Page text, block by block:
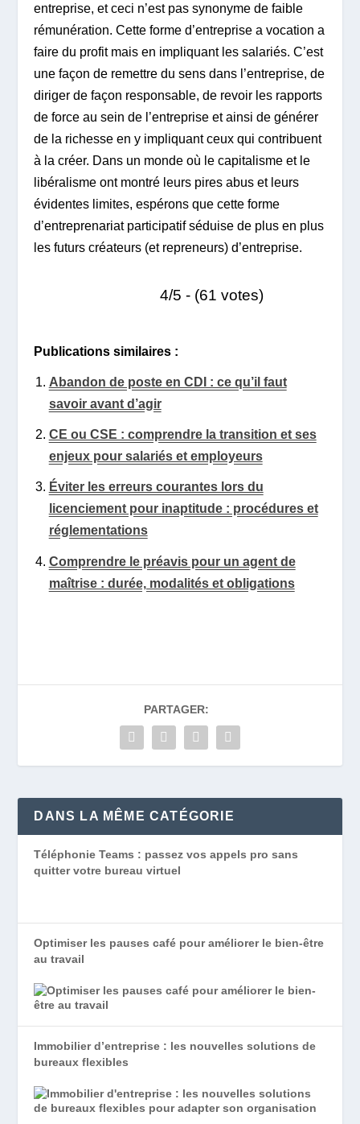
entreprise, et ceci n’est pas synonyme de faible
rémunération. Cette forme d’entreprise a vocation a
faire du profit mais en impliquant les salariés. C’est
une façon de remettre du sens dans l’entreprise, de
diriger de façon responsable, de revoir les rapports
de force au sein de l’entreprise et ainsi de générer
de la richesse en y impliquant ceux qui contribuent
à la créer. Dans un monde où le capitalisme et le
libéralisme ont montré leurs pires abus et leurs
évidentes limites, espérons que cette forme
d’entreprenariat participatif séduise de plus en plus
les futurs créateurs (et repreneurs) d’entreprise.
4/5 - (61 votes)
Publications similaires :
Abandon de poste en CDI : ce qu’il faut
savoir avant d’agir
CE ou CSE : comprendre la transition et ses
enjeux pour salariés et employeurs
Éviter les erreurs courantes lors du
licenciement pour inaptitude : procédures et
réglementations
Comprendre le préavis pour un agent de
maîtrise : durée, modalités et obligations
PARTAGER:
DANS LA MÊME CATÉGORIE
Téléphonie Teams : passez vos appels pro sans
quitter votre bureau virtuel
Optimiser les pauses café pour améliorer le bien-être
au travail
Immobilier d’entreprise : les nouvelles solutions de
bureaux flexibles